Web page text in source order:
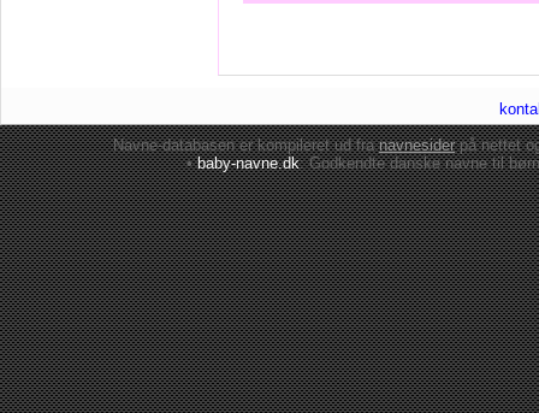
Navne-databasen er kompileret ud franavnesiderpå nettet
•baby-navne.dk: Godkendte danskenavne til børn